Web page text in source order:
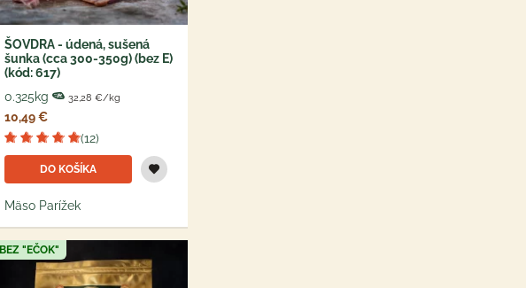
ŠOVDRA - údená, sušená
šunka (cca 300-350g) (bez E)
(kód: 617)
0.325kg
32,28 €/kg
10,49 €
(12)
DO KOŠÍKA
Mäso Parížek
BEZ "EČOK"